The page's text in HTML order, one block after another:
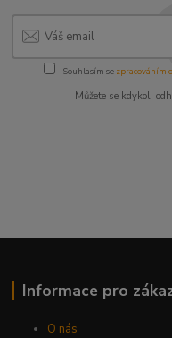
Souhlasím se zpracováním
Můžete se kdykoli
Informace pro
O nás